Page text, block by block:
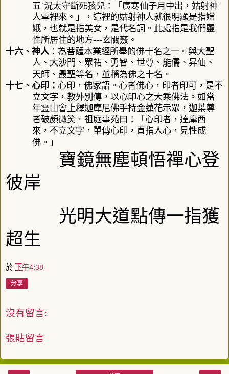
五˙況太守斷死孩兒：「廣寒仙子月中出，姑射神
人雪裡來。」，這裡的姑射神人就很明顯是指嫦
娥，也就是指美女，是代名詞。此處指是我們靈
性所居住的地方---玄關竅 。
十六、 神人： 為菩薩本業經所舉的佛十名之一。與大聖
人、大沙門、眾祐、勇智、世尊、能儒、昇仙、
天師、最聖等名，並稱為佛之十名。
十七、 心印： 心印，佛家語。心者佛心，印者印可，是不
立文字，教外別傳，以心印心之大乘佛法。如當
年靈山會上釋迦摩尼佛手持金蓮花示眾，迦葉尊
者破顏微笑。祖庭事苑曰：「心印者，達摩西
來，不立文字，單傳心印，直指人心，見性成
佛。 」
寶鏡無塵頓悟禪心登
彼岸
光明大道點傳一指獲
超生
於 下午4:38
分享
沒有留言:
張貼留言